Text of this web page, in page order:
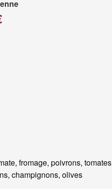
fromage, poivrons, tomates
champignons, olives